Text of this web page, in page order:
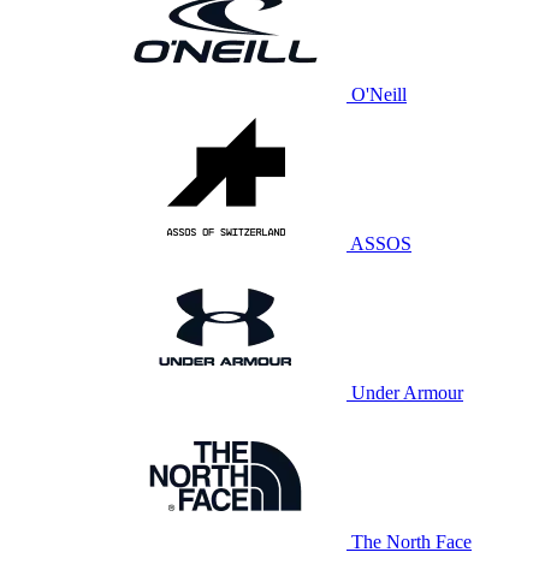
O'Neill
ASSOS
Under Armour
The North Face